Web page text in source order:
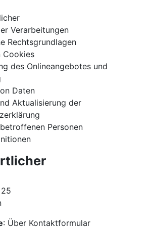
Verarbeitungen
Rechtsgrundlagen
Cookies
des Onlineangebotes und
Daten
Aktualisierung der
Personen
: Über Kontaktformular